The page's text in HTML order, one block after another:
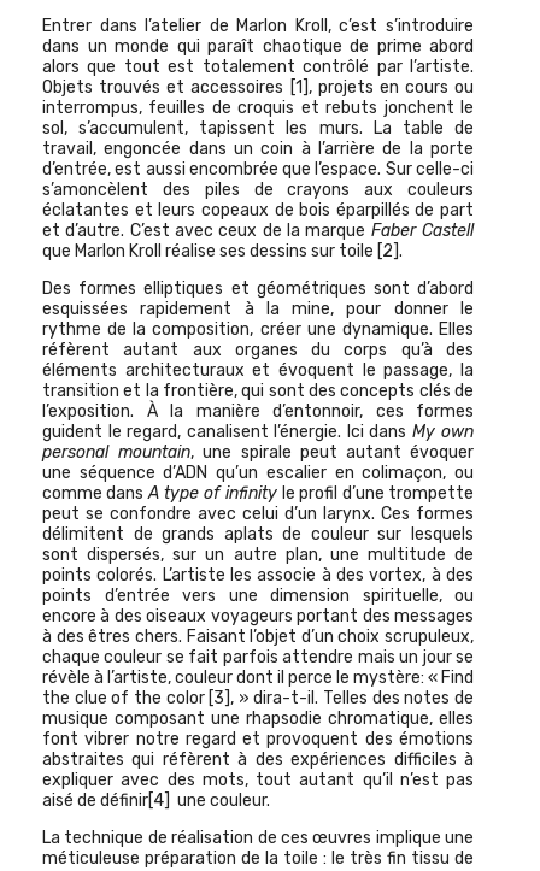
Entrer dans l’atelier de Marlon Kroll, c’est s’introduire
dans un monde qui paraît chaotique de prime abord
alors que tout est totalement contrôlé par l’artiste.
Objets trouvés et accessoires [1], projets en cours ou
interrompus, feuilles de croquis et rebuts jonchent le
sol, s’accumulent, tapissent les murs. La table de
travail, engoncée dans un coin à l’arrière de la porte
d’entrée, est aussi encombrée que l’espace. Sur celle-ci
s’amoncèlent des piles de crayons aux couleurs
éclatantes et leurs copeaux de bois éparpillés de part
et d’autre. C’est avec ceux de la marque Faber Castell
que Marlon Kroll réalise ses dessins sur toile [2].
Des formes elliptiques et géométriques sont d’abord
esquissées rapidement à la mine, pour donner le
rythme de la composition, créer une dynamique. Elles
réfèrent autant aux organes du corps qu’à des
éléments architecturaux et évoquent le passage, la
transition et la frontière, qui sont des concepts clés de
l’exposition. À la manière d’entonnoir, ces formes
guident le regard, canalisent l’énergie. Ici dans My own
personal mountain, une spirale peut autant évoquer
une séquence d’ADN qu’un escalier en colimaçon, ou
comme dansA type of infinity le profil d’une trompette
peut se confondre avec celui d’un larynx. Ces formes
délimitent de grands aplats de couleur sur lesquels
sont dispersés, sur un autre plan, une multitude de
points colorés. L’artiste les associe à des vortex, à des
points d’entrée vers une dimension spirituelle, ou
encore à des oiseaux voyageurs portant des messages
à des êtres chers. Faisant l’objet d’un choix scrupuleux,
chaque couleur se fait parfois attendre mais un jour se
révèle à l’artiste, couleur dont il perce le mystère: « Find
the clue of the color [3], » dira-t-il. Telles des notes de
musique composant une rhapsodie chromatique, elles
font vibrer notre regard et provoquent des émotions
abstraites qui réfèrent à des expériences difficiles à
expliquer avec des mots, tout autant qu’il n’est pas
aisé de définir[4] une couleur.
La technique de réalisation de ces œuvres implique une
méticuleuse préparation de la toile : le très fin tissu de